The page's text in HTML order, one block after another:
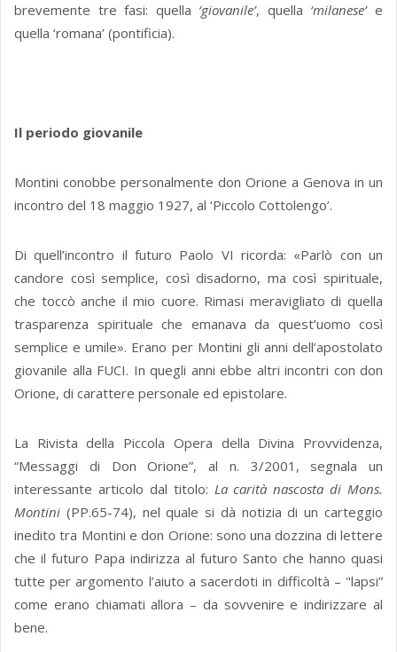
brevemente tre fasi: quella ‘giovanile’, quella ‘milanese’e
quella ‘romana’ (pontificia).
Il periodo giovanile
Montini conobbe personalmente don Orione a Genova in un
incontro del 18 maggio 1927, al ‘Piccolo Cottolengo’.
Di quell’incontro il futuro Paolo VI ricorda: «Parlò con un
candore così semplice, così disadorno, ma così spirituale,
che toccò anche il mio cuore. Rimasi meravigliato di quella
trasparenza spirituale che emanava da quest’uomo così
semplice e umile». Erano per Montini gli anni dell’apostolato
giovanile alla FUCI. In quegli anni ebbe altri incontri con don
Orione, di carattere personale ed epistolare.
La Rivista della Piccola Opera della Divina Provvidenza,
“Messaggi di Don Orione”, al n. 3/2001, segnala un
interessante articolo dal titolo: La carità nascosta di Mons.
Montini (PP.65-74), nel quale si dà notizia di un carteggio
inedito tra Montini e don Orione: sono una dozzina di lettere
che il futuro Papa indirizza al futuro Santo che hanno quasi
tutte per argomento l’aiuto a sacerdoti in difficoltà – "lapsi”
come erano chiamati allora – da sovvenire e indirizzare al
bene.